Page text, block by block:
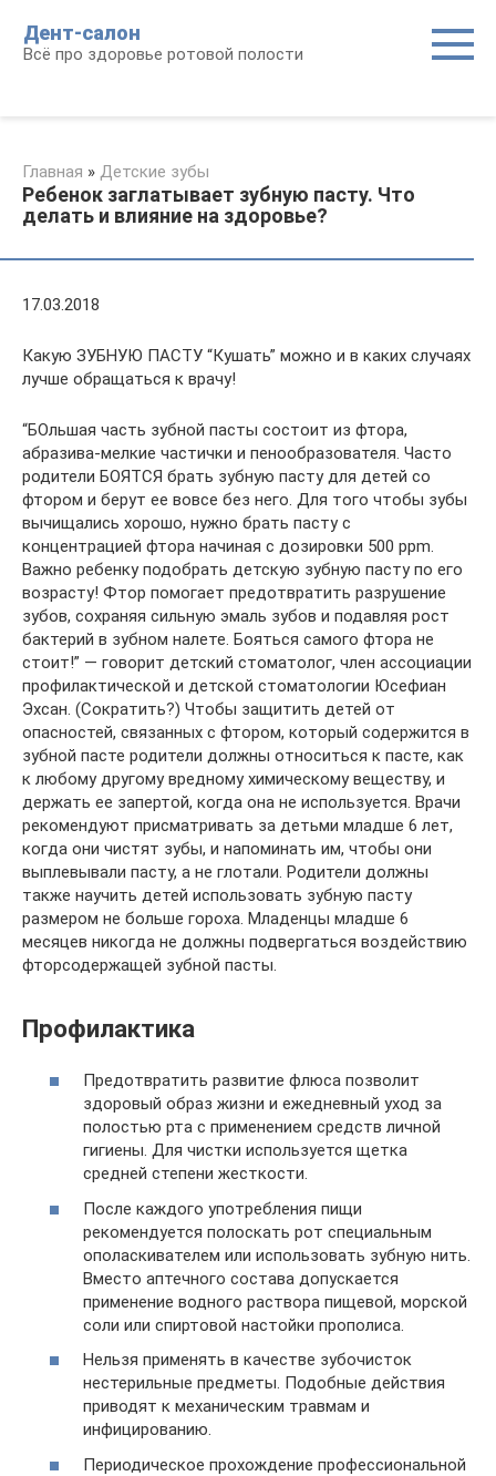
контенту
Дент-салон
Всё про здоровье ротовой полости
Главная » Детские зубы
Ребенок заглатывает зубную пасту. Что
делать и влияние на здоровье?
17.03.2018
Какую ЗУБНУЮ ПАСТУ “Кушать” можно и в каких случаях
лучше обращаться к врачу!
“БОльшая часть зубной пасты состоит из фтора,
абразива-мелкие частички и пенообразователя. Часто
родители БОЯТСЯ брать зубную пасту для детей со
фтором и берут ее вовсе без него. Для того чтобы зубы
вычищались хорошо, нужно брать пасту с
концентрацией фтора начиная с дозировки 500 ppm.
Важно ребенку подобрать детскую зубную пасту по его
возрасту! Фтор помогает предотвратить разрушение
зубов, сохраняя сильную эмаль зубов и подавляя рост
бактерий в зубном налете. Бояться самого фтора не
стоит!” — говорит детский стоматолог, член ассоциации
профилактической и детской стоматологии Юсефиан
Эхсан. (Сократить?) Чтобы защитить детей от
опасностей, связанных с фтором, который содержится в
зубной пасте родители должны относиться к пасте, как
к любому другому вредному химическому веществу, и
держать ее запертой, когда она не используется. Врачи
рекомендуют присматривать за детьми младше 6 лет,
когда они чистят зубы, и напоминать им, чтобы они
выплевывали пасту, а не глотали. Родители должны
также научить детей использовать зубную пасту
размером не больше гороха. Младенцы младше 6
месяцев никогда не должны подвергаться воздействию
фторсодержащей зубной пасты.
Профилактика
Предотвратить развитие флюса позволит
здоровый образ жизни и ежедневный уход за
полостью рта с применением средств личной
гигиены. Для чистки используется щетка
средней степени жесткости.
После каждого употребления пищи
рекомендуется полоскать рот специальным
ополаскивателем или использовать зубную нить.
Вместо аптечного состава допускается
применение водного раствора пищевой, морской
соли или спиртовой настойки прополиса.
Нельзя применять в качестве зубочисток
нестерильные предметы. Подобные действия
приводят к механическим травмам и
инфицированию.
Периодическое прохождение профессиональной